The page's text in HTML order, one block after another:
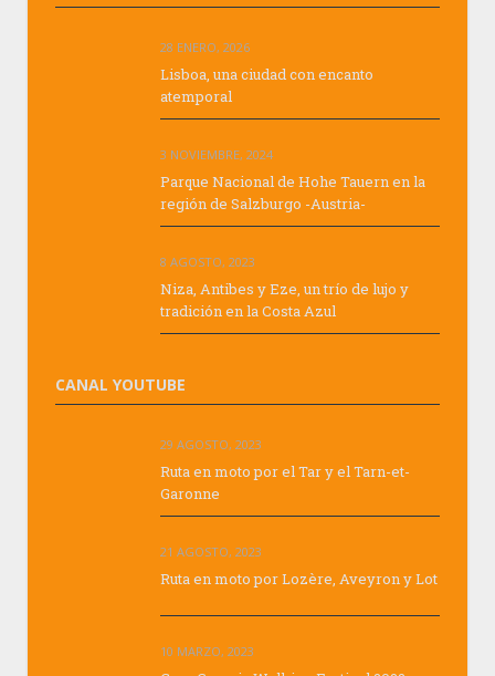
28 ENERO, 2026
Lisboa, una ciudad con encanto
atemporal
3 NOVIEMBRE, 2024
Parque Nacional de Hohe Tauern en la
región de Salzburgo -Austria-
8 AGOSTO, 2023
Niza, Antibes y Eze, un trío de lujo y
tradición en la Costa Azul
CANAL YOUTUBE
29 AGOSTO, 2023
Ruta en moto por el Tar y el Tarn-et-
Garonne
21 AGOSTO, 2023
Ruta en moto por Lozère, Aveyron y Lot
10 MARZO, 2023